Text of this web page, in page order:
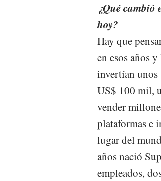
¿Qué cambió
hoy?
Hay que
en esos años
invertían unos
US$ 100 mil,
vender
plataformas e
lugar del
años nació
empleados,